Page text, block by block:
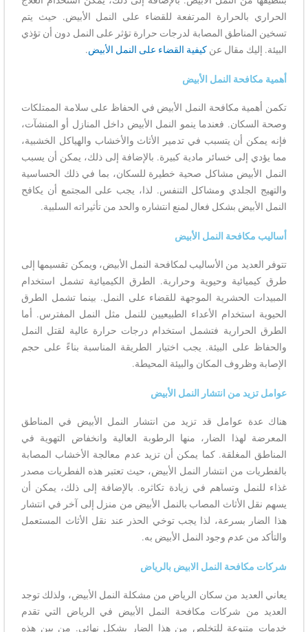
الحراري بالحرارة المرتفعة للقضاء على النمل الأبيض. حيث يتم
تسخين المناطق المصابة لدرجات حرارة تؤثر على النمل دون أن تؤذي
البيئة. إليك مقال عنكيفية القضاء على النمل الأبيض.
أهمية مكافحة النمل الأبيض
تكمن أهمية مكافحة النمل الأبيض في الحفاظ على سلامة الممتلكات
وصحة السكان. فعندما ينمو النمل الأبيض داخل المنازل أو المنشآت،
فإنه يمكن أن يتسبب في تدمير الأثاث والأخشاب والهياكل الخشبية،
مما يؤدي إلى خسائر مادية كبيرة. بالإضافة إلى ذلك، يمكن أن يسبب
النمل الأبيض مشاكل صحية خطيرة للسكان، بما في ذلك الحساسية
والتهيج الجلدي ومشاكل التنفس. لذا، يجب على المجتمع أن يكافح
النمل الأبيض بشكل فعال لمنع انتشاره والحد من تأثيراته السلبية.
أساليب مكافحة النمل الأبيض
تتوفر العديد من الأساليب لمكافحة النمل الأبيض، ويمكن تقسيمها إلى
طرق كيميائية وحيوية وحرارية. الطرق الكيميائية تشمل استخدام
المبيدات الحشرية الموجهة للقضاء على النمل. بينما تشمل الطرق
الحيوية استخدام الأعداء الطبيعيين للنمل مثل النمل المفترس. أما
الطرق الحرارية فتشمل استخدام درجات حرارة عالية لقتل النمل
والحفاظ على البيئة. يجب اختيار الطريقة المناسبة بناءً على حجم
الإصابة وظروف المكان والبيئة المحيطة.
عوامل تزيد من انتشار النمل الأبيض
هناك عدة عوامل قد تزيد من انتشار النمل الأبيض في المناطق
المعرضة لهذا الضار، منها الرطوبة العالية وانخفاض التهوية في
المناطق المغلقة. كما يمكن أن تزيد عدم معالجة الأخشاب المصابة
بالفطريات من انتشار النمل الأبيض، حيث تعتبر هذه الفطريات مصدر
غذاء للنمل وتساهم في زيادة تكاثره. بالإضافة إلى ذلك، يمكن أن
يسهم نقل الأثاث المصاب بالنمل الأبيض من منزل إلى آخر في انتشار
هذا الضار بسرعة، لذا يجب توخي الحذر عند نقل الأثاث المستعمل
والتأكد من عدم وجود النمل الأبيض به.
شركات مكافحة النمل الابيض بالرياض
يعاني العديد من سكان الرياض من مشكلة النمل الأبيض، ولذلك توجد
العديد من شركات مكافحة النمل الأبيض في الرياض التي تقدم
خدمات متنوعة للتخلص من هذا الضار بشكل نهائي. من بين هذه